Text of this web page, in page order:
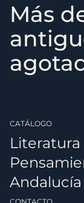
Más
CATÁLOGO
Literatura
Andalucía